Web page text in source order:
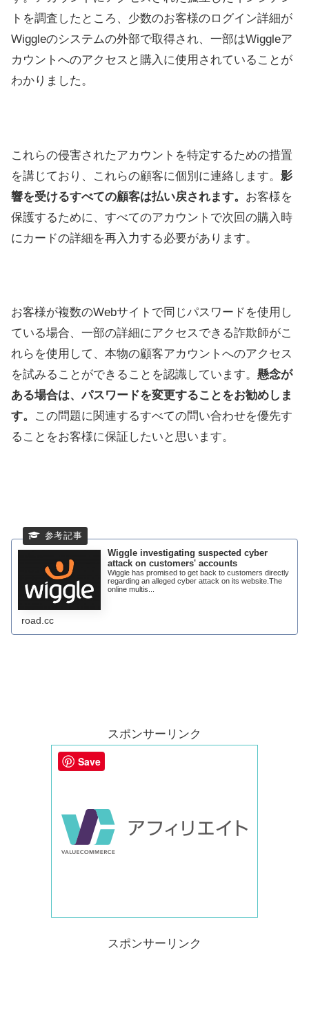
トを調査したところ、少数のお客様のログイン詳細が
Wiggleのシステムの外部で取得され、一部はWiggleア
カウントへのアクセスと購入に使用されていることが
わかりました。
これらの侵害されたアカウントを特定するための措置
を講じており、これらの顧客に個別に連絡します。 影
響を受けるすべての顧客は払い戻されます。 お客様を
保護するために、すべてのアカウントで次回の購入時
にカードの詳細を再入力する必要があります。
お客様が複数のWebサイトで同じパスワードを使用し
ている場合、一部の詳細にアクセスできる詐欺師がこ
れらを使用して、本物の顧客アカウントへのアクセス
を試みることができることを認識しています。 懸念が
ある場合は、パスワードを変更することをお勧めしま
す。
この問題に関連するすべての問い合わせを優先す
ることをお客様に保証したいと思います。
Wiggle investigating suspected cyber
attack on customers' accounts
Wiggle has promised to get back to customers directly
regarding an alleged cyber attack on its website.The
online multis...
road.cc
スポンサーリンク
スポンサーリンク
Save